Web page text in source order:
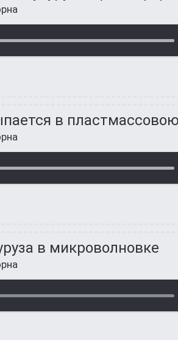
в
в микроволновке